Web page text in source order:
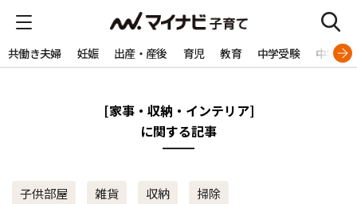
共働き夫婦 妊娠 出産・産後 育児 教育 中学受験 中学生
[家事・収納・インテリア]
に関する記事
子供部屋 雑貨 収納 掃除